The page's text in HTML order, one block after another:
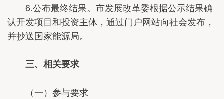
6.公布最终结果。市发展改革委根据公示结果确
认开发项目和投资主体，通过门户网站向社会发布，
并抄送国家能源局。
三、相关要求
（一）参与要求